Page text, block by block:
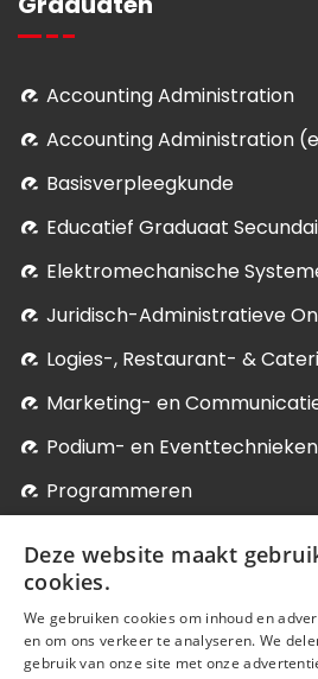
Accounting Administration
Accounting Administration
Basisverpleegkunde
Educatief Graduaat
Elektromechanische
Juridisch-Administratieve
Logies-, Restaurant- &
Marketing- en
Podium- en Eventtechnieken
Programmeren
Systeem- en Netwerkbeheer
Verder studeren
Onze postgraduaten,
Deze website maakt
cookies.
We gebruiken cookies om inhoud en
en om ons verkeer te analyseren. We
gebruik van onze site met onze